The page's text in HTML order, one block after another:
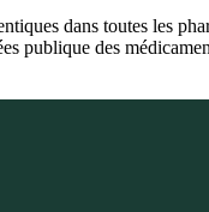
dans toutes les
publique des